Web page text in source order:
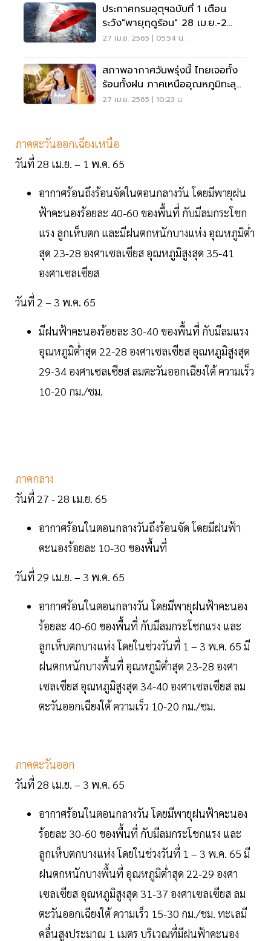
ประกาศกรมอุตุฯฉบับที่ 1 เตือน
ระวัง"พายุฤดูร้อน" 28 เม.ย.-2
พ.ค.นี้
27 เม.ย. 2565 | 05:54 น.
สภาพอากาศวันพรุ่งนี้ ไทยเจอทั้ง
ร้อนทั้งฝน ภาคเหนืออุณหภูมิทะลุ
42 องศา
27 เม.ย. 2565 | 10:23 น.
ภาคตะวันออกเฉียงเหนือ
วันที่ 28 เม.ย. – 1 พ.ค. 65
อากาศร้อนถึงร้อนจัดในตอนกลางวัน โดยมีพายุฝน
ฟ้าคะนองร้อยละ 40-60 ของพื้นที่ กับมีลมกระโชก
แรง ลูกเห็บตก และมีฝนตกหนักบางแห่ง อุณหภูมิต่ำ
สุด 23-28 องศาเซลเซียส อุณหภูมิสูงสุด 35-41
องศาเซลเซียส
วันที่ 2 – 3 พ.ค. 65
มีฝนฟ้าคะนองร้อยละ 30-40 ของพื้นที่ กับมีลมแรง
อุณหภูมิต่ำสุด 22-28 องศาเซลเซียส อุณหภูมิสูงสุด
29-34 องศาเซลเซียส ลมตะวันออกเฉียงใต้ ความเร็ว
10-20 กม./ชม.
ภาคกลาง
วันที่ 27 - 28 เม.ย. 65
อากาศร้อนในตอนกลางวันถึงร้อนจัด โดยมีฝนฟ้า
คะนองร้อยละ 10-30 ของพื้นที่
วันที่ 29 เม.ย. – 3 พ.ค. 65
อากาศร้อนในตอนกลางวัน โดยมีพายุฝนฟ้าคะนอง
ร้อยละ 40-60 ของพื้นที่ กับมีลมกระโชกแรง และ
ลูกเห็บตกบางแห่ง โดยในช่วงวันที่ 1 – 3 พ.ค. 65 มี
ฝนตกหนักบางพื้นที่ อุณหภูมิต่ำสุด 23-28 องศา
เซลเซียส อุณหภูมิสูงสุด 34-40 องศาเซลเซียส ลม
ตะวันออกเฉียงใต้ ความเร็ว 10-20 กม./ชม.
ภาคตะวันออก
วันที่ 28 เม.ย. – 3 พ.ค. 65
อากาศร้อนในตอนกลางวัน โดยมีพายุฝนฟ้าคะนอง
ร้อยละ 30-60 ของพื้นที่ กับมีลมกระโชกแรง และ
ลูกเห็บตกบางแห่ง โดยในช่วงวันที่ 1 – 3 พ.ค. 65 มี
ฝนตกหนักบางพื้นที่ อุณหภูมิต่ำสุด 22-29 องศา
เซลเซียส อุณหภูมิสูงสุด 31-37 องศาเซลเซียส ลม
ตะวันออกเฉียงใต้ ความเร็ว 15-30 กม./ชม. ทะเลมี
คลื่นสูงประมาณ 1 เมตร บริเวณที่มีฝนฟ้าคะนอง